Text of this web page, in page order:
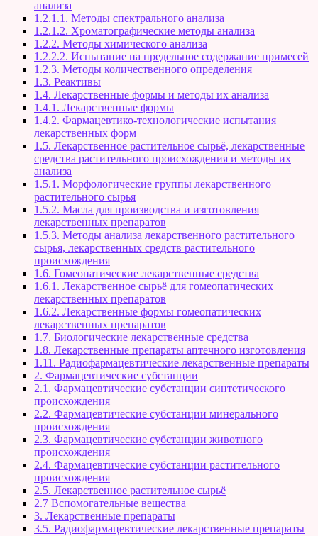
анализа
1.2.1.1. Методы спектрального анализа
1.2.1.2. Хроматографические методы анализа
1.2.2. Методы химического анализа
1.2.2.2. Испытание на предельное содержание примесей
1.2.3. Методы количественного определения
1.3. Реактивы
1.4. Лекарственные формы и методы их анализа
1.4.1. Лекарственные формы
1.4.2. Фармацевтико-технологические испытания
лекарственных форм
1.5. Лекарственное растительное сырьё, лекарственные
средства растительного происхождения и методы их
анализа
1.5.1. Морфологические группы лекарственного
растительного сырья
1.5.2. Масла для производства и изготовления
лекарственных препаратов
1.5.3. Методы анализа лекарственного растительного
сырья, лекарственных средств растительного
происхождения
1.6. Гомеопатические лекарственные средства
1.6.1. Лекарственное сырьё для гомеопатических
лекарственных препаратов
1.6.2. Лекарственные формы гомеопатических
лекарственных препаратов
1.7. Биологические лекарственные средства
1.8. Лекарственные препараты аптечного изготовления
1.11. Радиофармацевтические лекарственные препараты
2. Фармацевтические субстанции
2.1. Фармацевтические субстанции синтетического
происхождения
2.2. Фармацевтические субстанции минерального
происхождения
2.3. Фармацевтические субстанции животного
происхождения
2.4. Фармацевтические субстанции растительного
происхождения
2.5. Лекарственное растительное сырьё
2.7 Вспомогательные вещества
3. Лекарственные препараты
3.5. Радиофармацевтические лекарственные препараты